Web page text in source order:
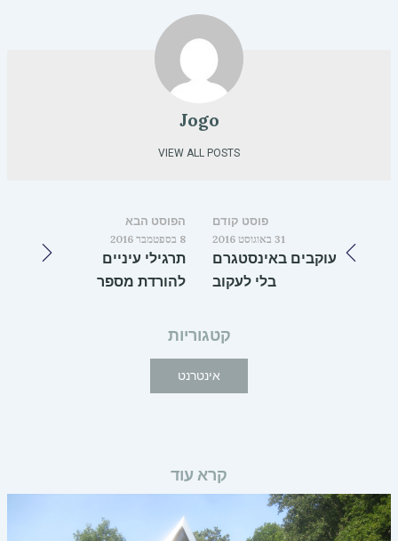
Jogo
VIEW ALL POSTS
פוסט קודם
31 באוגוסט 2016
עוקבים באינסטגרם
בלי לעקוב
הפוסט הבא
8 בספטמבר 2016
תרגילי עיניים
להורדת מספר
קטגוריות
אינטרנט
קרא עוד